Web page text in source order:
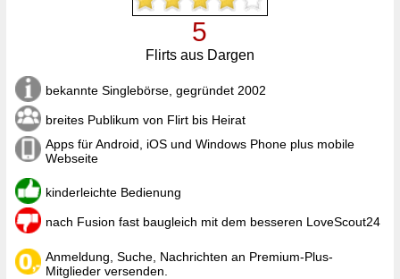
5
Flirts aus Dargen
bekannte Singlebörse, gegründet 2002
breites Publikum von Flirt bis Heirat
Apps für Android, iOS und Windows Phone plus mobile
Webseite
kinderleichte Bedienung
nach Fusion fast baugleich mit dem besseren LoveScout24
Anmeldung, Suche, Nachrichten an Premium-Plus-
Mitglieder versenden.